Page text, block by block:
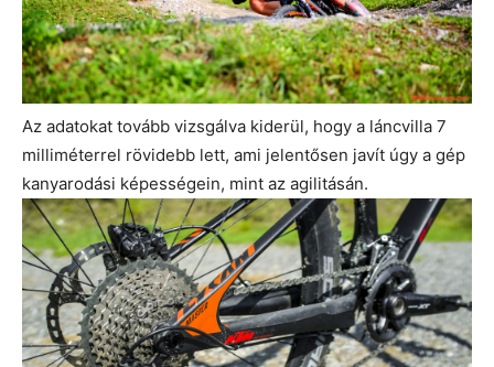
Az adatokat tovább vizsgálva kiderül, hogy a láncvilla 7
milliméterrel rövidebb lett, ami jelentősen javít úgy a gép
kanyarodási képességein, mint az agilitásán.